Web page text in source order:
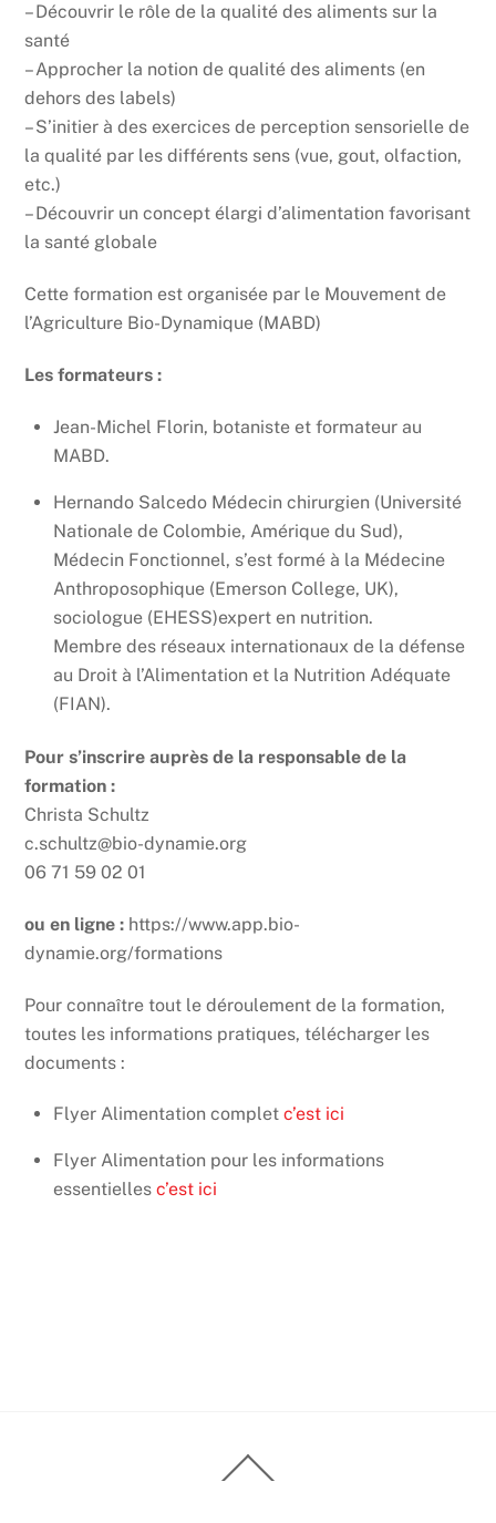
– Découvrir le rôle de la qualité des aliments sur la
santé
– Approcher la notion de qualité des aliments (en
dehors des labels)
– S’initier à des exercices de perception sensorielle de
la qualité par les différents sens (vue, gout, olfaction,
etc.)
– Découvrir un concept élargi d’alimentation favorisant
la santé globale
Cette formation est organisée par le Mouvement de
l’Agriculture Bio-Dynamique (MABD)
Les formateurs :
Jean-Michel Florin, botaniste et formateur au
MABD.
Hernando Salcedo Médecin chirurgien (Université
Nationale de Colombie, Amérique du Sud),
Médecin Fonctionnel, s’est formé à la Médecine
Anthroposophique (Emerson College, UK),
sociologue (EHESS)expert en nutrition.
Membre des réseaux internationaux de la défense
au Droit à l’Alimentation et la Nutrition Adéquate
(FIAN).
Pour s’inscrire auprès de la responsable de la
formation :
Christa Schultz
c.schultz@bio-dynamie.org
06 71 59 02 01
ou en ligne : https://www.app.bio-
dynamie.org/formations
Pour connaître tout le déroulement de la formation,
toutes les informations pratiques, télécharger les
documents :
Flyer Alimentation complet c’est ici
Flyer Alimentation pour les informations
essentielles c’est ici
To